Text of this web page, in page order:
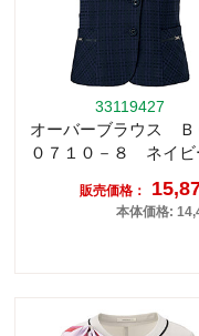
33119427
オーバーブラウス Ｂ
０７１０－８ ネイビ
販売価格：
本体価格: